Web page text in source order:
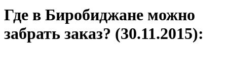
Где в Биробиджане можно
забрать заказ? (30.11.2015):